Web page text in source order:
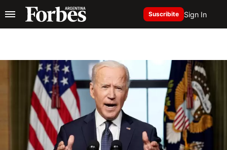
Suscribite Sign In